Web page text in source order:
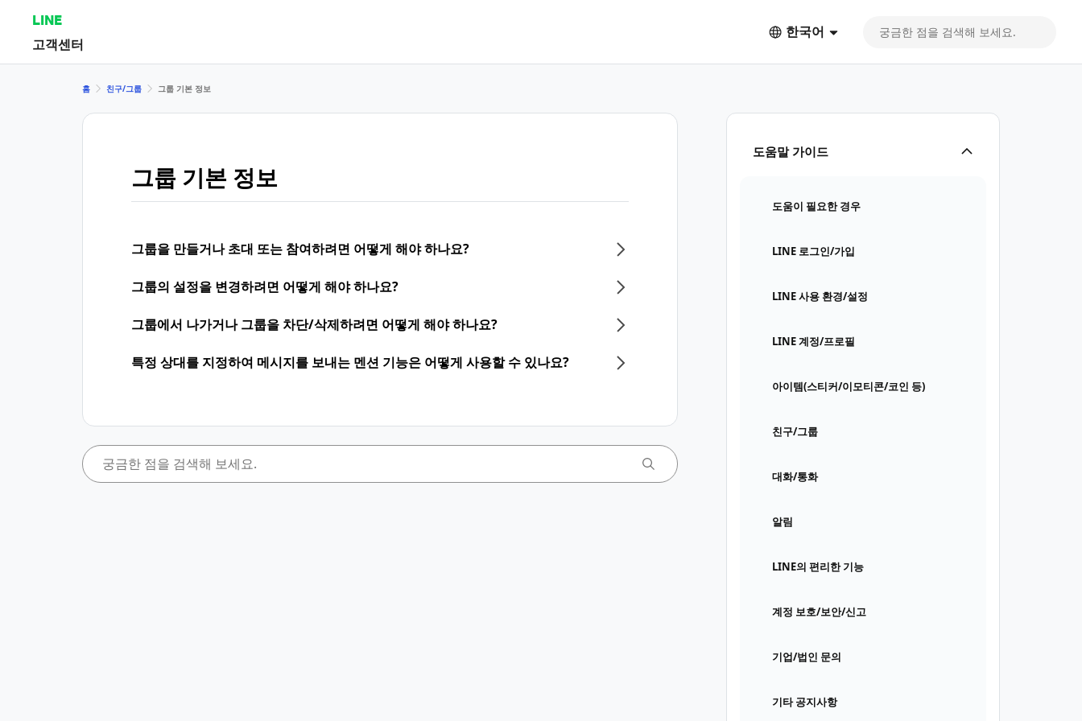
LINE
고객센터
한국어
도움말 가이드
도움이 필요한 경우
LINE 로그인/가입
LINE 사용 환경/설정
LINE 계정/프로필
아이템(스티커/이모티콘/코인 등)
친구/그룹
대화/통화
알림
LINE의 편리한 기능
계정 보호/보안/신고
기업/법인 문의
기타 공지사항
홈 친구/그룹 그룹 기본 정보
그룹 기본 정보
그룹을 만들거나 초대 또는 참여하려면 어떻게 해야 하나요?
그룹의 설정을 변경하려면 어떻게 해야 하나요?
그룹에서 나가거나 그룹을 차단/삭제하려면 어떻게 해야 하나요?
특정 상대를 지정하여 메시지를 보내는 멘션 기능은 어떻게 사용할 수 있나요?